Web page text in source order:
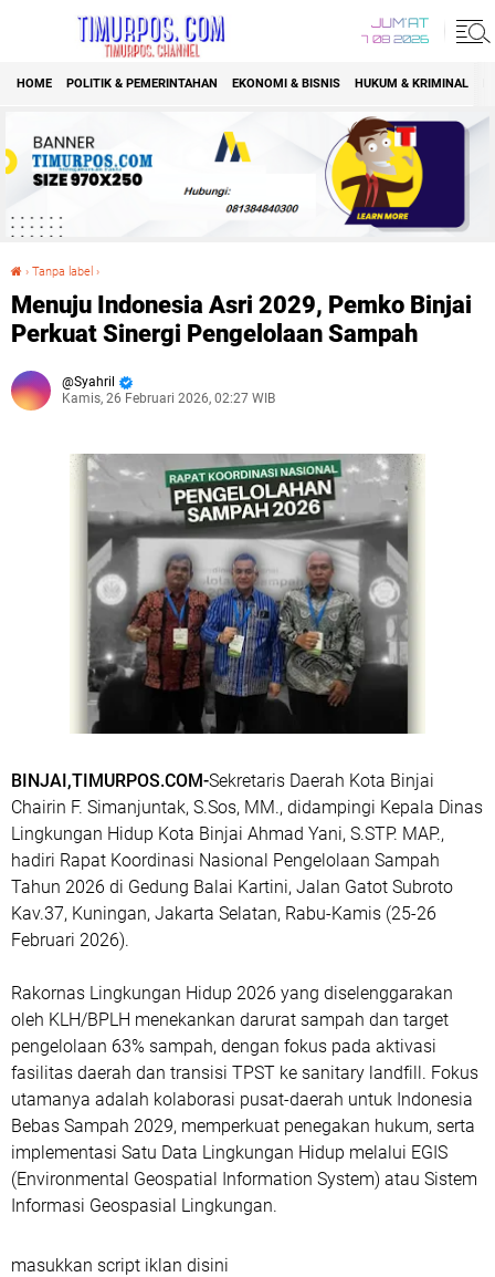
JUM'AT
7 08 2026
HOME POLITIK & PEMERINTAHAN EKONOMI & BISNIS HUKUM & KRIMINAL
› Tanpa label ›
Menuju Indonesia Asri 2029, Pemko Binjai
Perkuat Sinergi Pengelolaan Sampah
Syahril
Kamis, 26 Februari 2026, 02:27 WIB
BINJAI,TIMURPOS.COM-Sekretaris Daerah Kota Binjai
Chairin F. Simanjuntak, S.Sos, MM., didampingi Kepala Dinas
Lingkungan Hidup Kota Binjai Ahmad Yani, S.STP. MAP.,
hadiri Rapat Koordinasi Nasional Pengelolaan Sampah
Tahun 2026 di Gedung Balai Kartini, Jalan Gatot Subroto
Kav.37, Kuningan, Jakarta Selatan, Rabu-Kamis (25-26
Februari 2026).
Rakornas Lingkungan Hidup 2026 yang diselenggarakan
oleh KLH/BPLH menekankan darurat sampah dan target
pengelolaan 63% sampah, dengan fokus pada aktivasi
fasilitas daerah dan transisi TPST ke sanitary landfill. Fokus
utamanya adalah kolaborasi pusat-daerah untuk Indonesia
Bebas Sampah 2029, memperkuat penegakan hukum, serta
implementasi Satu Data Lingkungan Hidup melalui EGIS
(Environmental Geospatial Information System) atau Sistem
Informasi Geospasial Lingkungan.
masukkan script iklan disini